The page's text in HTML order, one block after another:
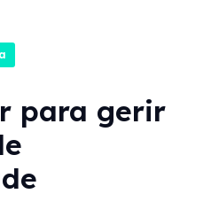
para gerir